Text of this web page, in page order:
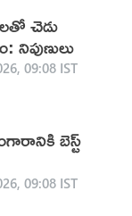
చెడు
నిపుణులు
09:08 IST
బెస్ట్
09:08 IST